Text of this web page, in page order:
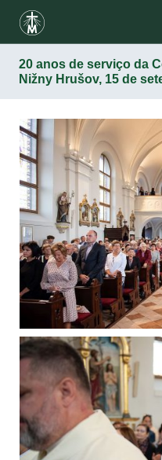
20 anos de serviço da
Nižny Hrušov, 15 de